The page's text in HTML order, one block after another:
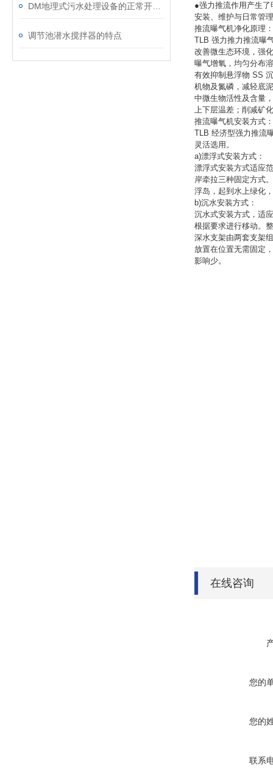
调节池潜水搅拌器的特点
●强力推流作用产生
安装、维护与日常管
推流曝气机净化原理：
TLB 强力推力推流曝
改善微生态环境，强
曝气增氧，均匀分布
有效抑制悬浮物 SS
机物及氮磷，减轻底
中微生物活性及含量
上下层温差；削减矿
推流曝气机安装方式：
TLB 经济型强力推流
灵活选用。
a)漂浮式安装方式：
漂浮式安装方式适应
岸牵拉三种固定方式
浮岛，起到水上绿化
b)沉水安装方式：
沉水式安装方式，适
根据要求进行移动。
深水支架由两套支架
放置在位置无需固定
影响少。
在线咨询
您的
您的
联系